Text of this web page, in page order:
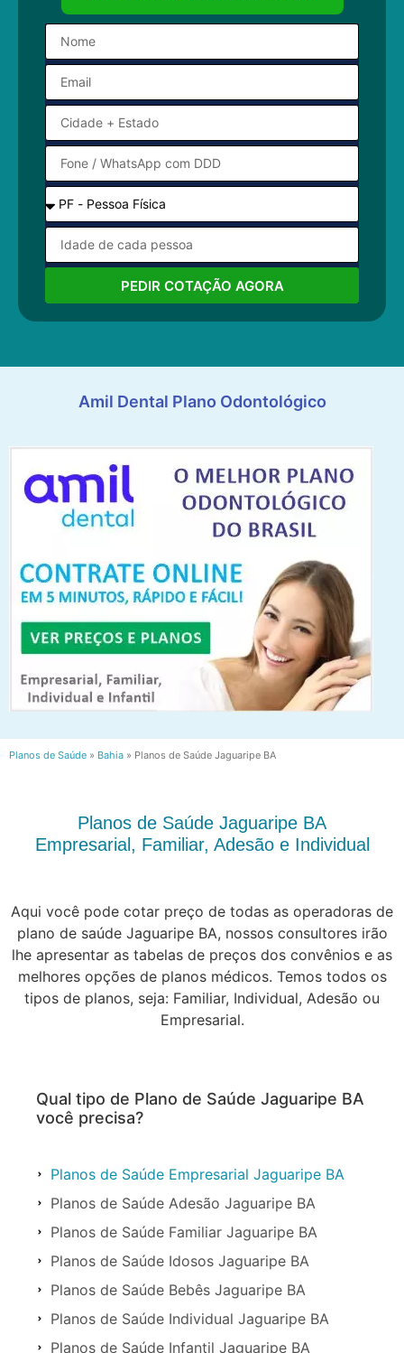
PEDIR COTAÇÃO AGORA
Amil Dental Plano Odontológico
Planos de Saúde » Bahia » Planos de Saúde Jaguaripe BA
Planos de Saúde Jaguaripe BA
Empresarial, Familiar, Adesão e Individual
Aqui você pode cotar preço de todas as operadoras de
plano de saúde Jaguaripe BA, nossos consultores irão
lhe apresentar as tabelas de preços dos convênios e as
melhores opções de planos médicos. Temos todos os
tipos de planos, seja: Familiar, Individual, Adesão ou
Empresarial.
Qual tipo de Plano de Saúde Jaguaripe BA
você precisa?
Planos de Saúde Empresarial Jaguaripe BA
Planos de Saúde Adesão Jaguaripe BA
Planos de Saúde Familiar Jaguaripe BA
Planos de Saúde Idosos Jaguaripe BA
Planos de Saúde Bebês Jaguaripe BA
Planos de Saúde Individual Jaguaripe BA
Planos de Saúde Infantil Jaguaripe BA